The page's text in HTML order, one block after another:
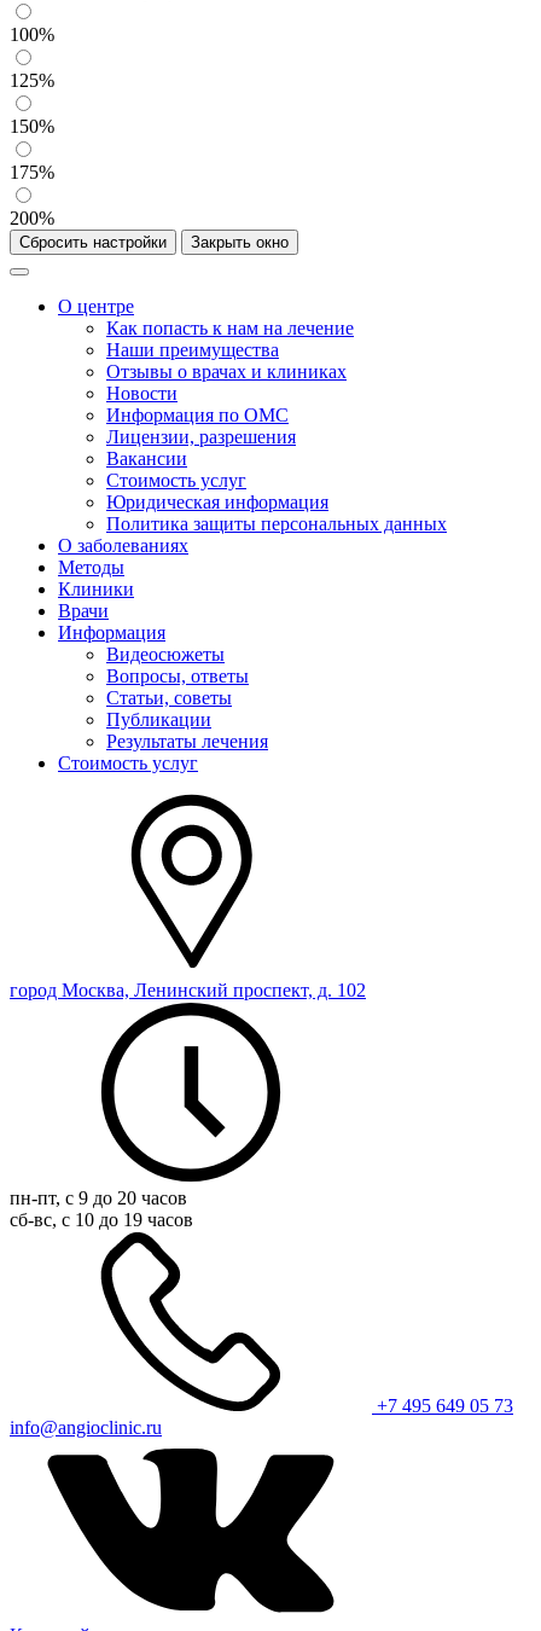
100%
125%
150%
175%
200%
Сбросить настройки Закрыть окно
О центре
Как попасть к нам на лечение
Наши преимущества
Отзывы о врачах и клиниках
Новости
Информация по ОМС
Лицензии, разрешения
Вакансии
Стоимость услуг
Юридическая информация
Политика защиты персональных данных
О заболеваниях
Методы
Клиники
Врачи
Информация
Видеосюжеты
Вопросы, ответы
Статьи, советы
Публикации
Результаты лечения
Стоимость услуг
город Москва, Ленинский проспект, д. 102
пн-пт, с 9 до 20 часов
сб-вс, с 10 до 19 часов
+7 495 649 05 73
info@angioclinic.ru